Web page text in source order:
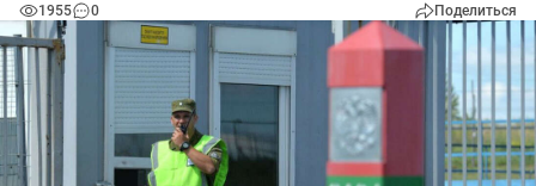
1955 0 Поделиться